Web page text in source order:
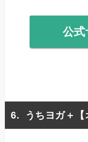
公
うちヨガ＋【